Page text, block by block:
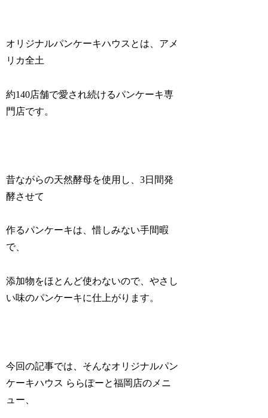
オリジナルパンケーキハウスとは、アメ
リカ全土
約140店舗で愛され続けるパンケーキ専
門店です。
昔ながらの天然酵母を使用し、3日間発
酵させて
作るパンケーキは、惜しみない手間暇
で、
添加物をほとんど使わないので、やさし
い味のパンケーキに仕上がります。
今回の記事では、そんなオリジナルパン
ケーキハウス ららぽーと福岡店のメニ
ュー、